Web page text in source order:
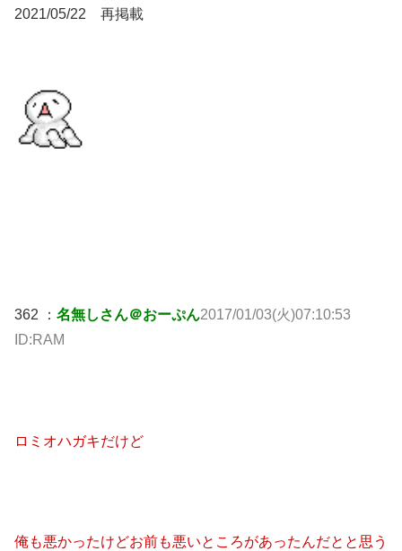
2021/05/22 再掲載
362 ： 名無しさん＠おーぷん2017/01/03(火)07:10:53
ID:RAM
ロミオハガキだけど
俺も悪かったけどお前も悪いところがあったんだとと思う